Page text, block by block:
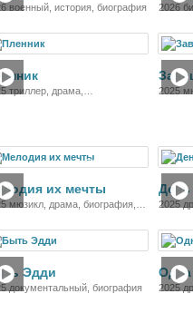
военный, история, биография 2026
триллер, драма,
2025
Фильм
их мечты
мюзикл, драма, биография,
День
2025
Эдди
документальный, биография
Одна
2025